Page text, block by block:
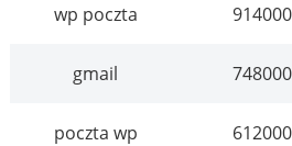
wp poczta
gmail
poczta wp